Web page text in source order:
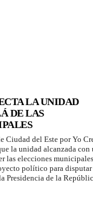
LA UNIDAD
DE LAS
Ciudad del Este por Yo
la unidad alcanzada con
las elecciones
político para disputar
Presidencia de la